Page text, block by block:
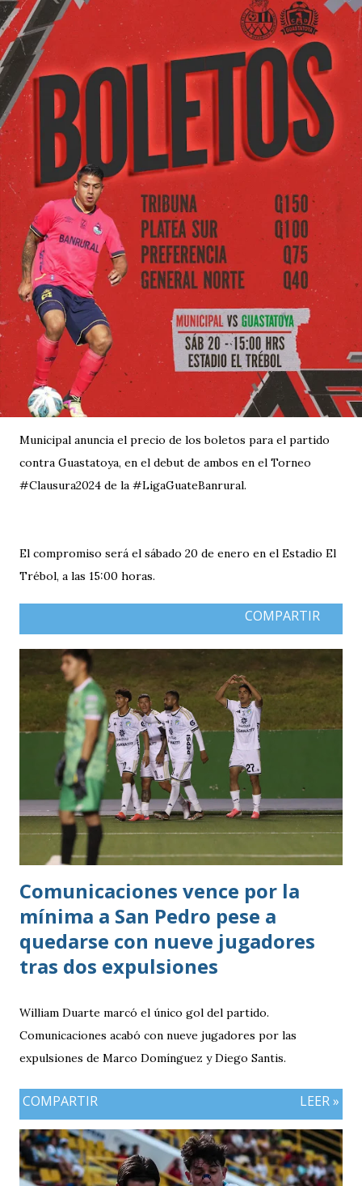
Municipal anuncia el precio de los boletos para el partido
contra Guastatoya, en el debut de ambos en el Torneo
#Clausura2024 de la #LigaGuateBanrural.
El compromiso será el sábado 20 de enero en el Estadio El
Trébol, a las 15:00 horas.
COMPARTIR
Comunicaciones vence por la
mínima a San Pedro pese a
quedarse con nueve jugadores
tras dos expulsiones
William Duarte marcó el único gol del partido.
Comunicaciones acabó con nueve jugadores por las
expulsiones de Marco Domínguez y Diego Santis.
COMPARTIR LEER »